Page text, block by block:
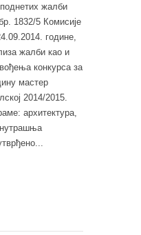
жалби
1832/5 Комисије
године,
жалби као и
конкурса за
мастер
2014/2015.
архитектура,